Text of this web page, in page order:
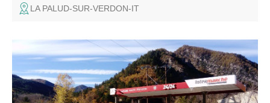
LA PALUD-SUR-VERDON-IT
Stazione di servizio e autolavaggio.